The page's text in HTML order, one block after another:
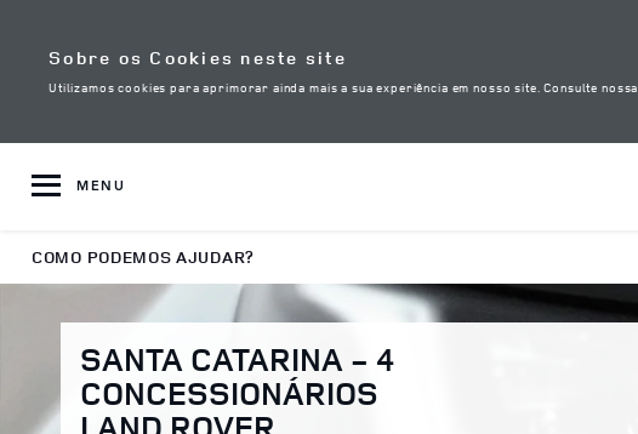
Sobre os Cookies neste site
Utilizamos cookies para aprimorar ainda mais a sua experiência em nosso site. Consulte nossa
MENU
COMO PODEMOS AJUDAR?
SANTA CATARINA - 4
CONCESSIONÁRIOS